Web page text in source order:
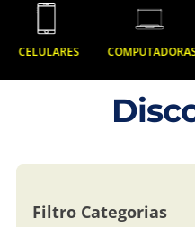
CELULARES
Filtro Categorias